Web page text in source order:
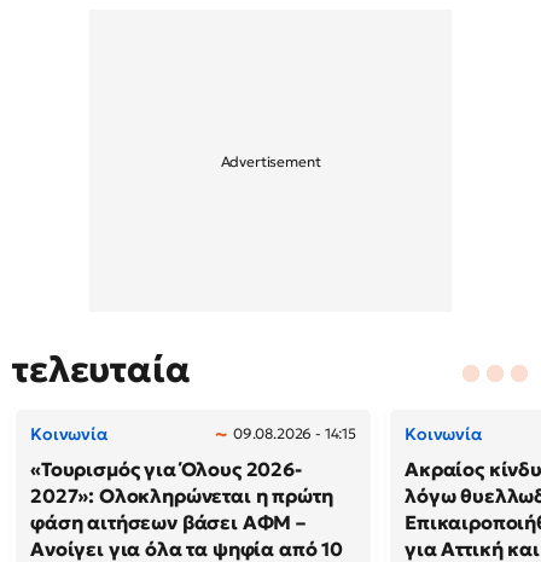
τελευταία
Κοινωνία 09.08.2026 - 14:15
«Τουρισμός για Όλους 2026-
2027»: Ολοκληρώνεται η πρώτη
φάση αιτήσεων βάσει ΑΦΜ –
Ανοίγει για όλα τα ψηφία από 10
Κοινωνία
Ακραίος
λόγω
για Αττική